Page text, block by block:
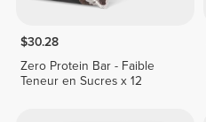
$30.28
Zero Protein Bar - Faible
Teneur en Sucres x 12